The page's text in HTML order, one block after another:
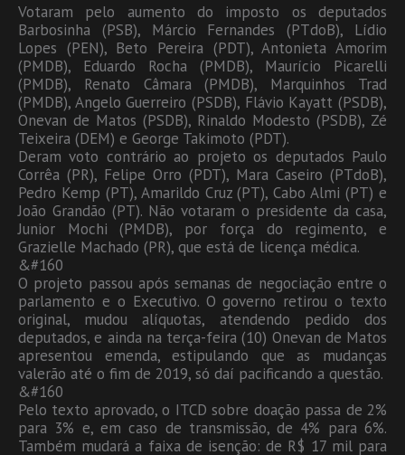
Votaram pelo aumento do imposto os deputados
Barbosinha (PSB), Márcio Fernandes (PTdoB), Lídio
Lopes (PEN), Beto Pereira (PDT), Antonieta Amorim
(PMDB), Eduardo Rocha (PMDB), Maurício Picarelli
(PMDB), Renato Câmara (PMDB), Marquinhos Trad
(PMDB), Angelo Guerreiro (PSDB), Flávio Kayatt (PSDB),
Onevan de Matos (PSDB), Rinaldo Modesto (PSDB), Zé
Teixeira (DEM) e George Takimoto (PDT).
Deram voto contrário ao projeto os deputados Paulo
Corrêa (PR), Felipe Orro (PDT), Mara Caseiro (PTdoB),
Pedro Kemp (PT), Amarildo Cruz (PT), Cabo Almi (PT) e
João Grandão (PT). Não votaram o presidente da casa,
Junior Mochi (PMDB), por força do regimento, e
Grazielle Machado (PR), que está de licença médica.
&#160
O projeto passou após semanas de negociação entre o
parlamento e o Executivo. O governo retirou o texto
original, mudou alíquotas, atendendo pedido dos
deputados, e ainda na terça-feira (10) Onevan de Matos
apresentou emenda, estipulando que as mudanças
valerão até o fim de 2019, só daí pacificando a questão.
&#160
Pelo texto aprovado, o ITCD sobre doação passa de 2%
para 3% e, em caso de transmissão, de 4% para 6%.
Também mudará a faixa de isenção: de R$ 17 mil para